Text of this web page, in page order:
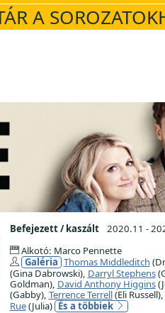
A
Befejezett / kaszált 2020.11 -
Alkotó: Marco Pennette
Galéria Thomas Middleditch
(Gina Dabrowski), Darryl Stephens
Goldman), David Anthony Higgins
(Gabby), Terrence Terrell(Eli Russell),
Rue(Julia) És a többiek